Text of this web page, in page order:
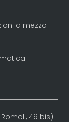
a mezzo
49 bis)